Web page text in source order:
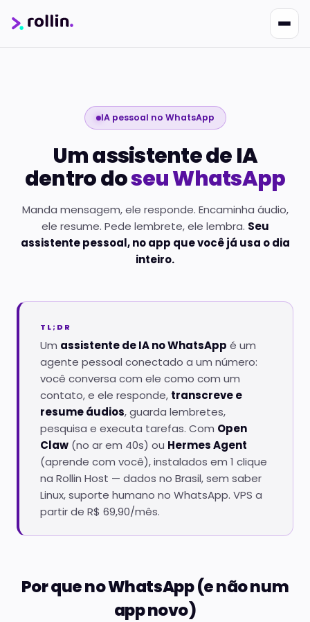
IA pessoal no WhatsApp
Um assistente de IA
dentro doseu WhatsApp
Manda mensagem, ele responde. Encaminha áudio,
ele resume. Pede lembrete, ele lembra. Seu
assistente pessoal, no app que você já usa o dia
inteiro.
TL;DR
Um assistente de IA no WhatsApp é um
agente pessoal conectado a um número:
você conversa com ele como com um
contato, e ele responde, transcreve e
resume áudios, guarda lembretes,
pesquisa e executa tarefas. Com Open
Claw (no ar em 40s) ou Hermes Agent
(aprende com você), instalados em 1 clique
na Rollin Host — dados no Brasil, sem saber
Linux, suporte humano no WhatsApp. VPS a
partir de R$ 69,90/mês.
Por que no WhatsApp (e não num
app novo)
Online · Suporte | Rollin
Responde em ~2s · Atendimento 24/7